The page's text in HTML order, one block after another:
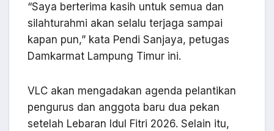
“Saya berterima kasih untuk semua dan
silahturahmi akan selalu terjaga sampai
kapan pun,” kata Pendi Sanjaya, petugas
Damkarmat Lampung Timur ini.
VLC akan mengadakan agenda pelantikan
pengurus dan anggota baru dua pekan
setelah Lebaran Idul Fitri 2026. Selain itu,